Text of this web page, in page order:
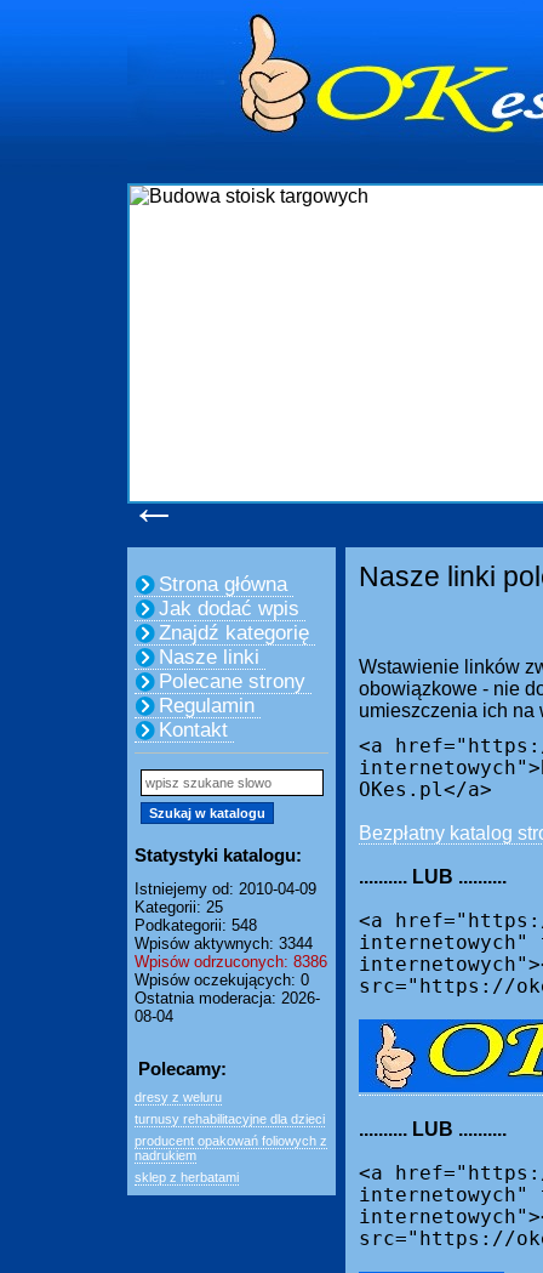
←
Strona główna
Jak dodać wpis
Znajdź kategorię
Nasze linki
Polecane strony
Regulamin
Kontakt
Statystyki katalogu:
Istniejemy od: 2010-04-09
Kategorii: 25
Podkategorii: 548
Wpisów aktywnych: 3344
Wpisów odrzuconych: 8386
Wpisów oczekujących: 0
Ostatnia moderacja: 2026-
08-04
Polecamy:
dresy z weluru
turnusy rehabilitacyjne dla dzieci
producent opakowań foliowych z
nadrukiem
sklep z herbatami
Nasze linki
Wstawienie linków
obowiązkowe - nie
umieszczenia ich na
<a
OKes.pl</a>
Bezpłatny katalog
.......... LUB ..........
<a
internetowych"
src="https://
.......... LUB ..........
<a
internetowych"
src="https://